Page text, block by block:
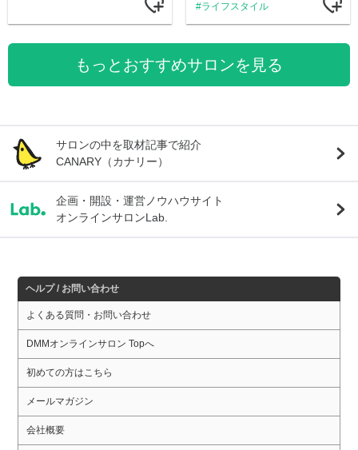
ライフスタイル
もっとおすすめサロンを見る
サロンの中を取材記事で紹介
CANARY（カナリー）
企画・開設・運営ノウハウサイト
オンラインサロンLab.
ヘルプ / お問い合わせ
よくある質問・お問い合わせ
DMMオンラインサロン Topへ
初めての方はこちら
メールマガジン
会社概要